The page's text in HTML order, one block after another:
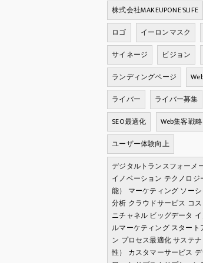
株式会社MAKEUPONE'SLIFE
ロゴ
イーロンマスク
サイネージ
ビジョン
ランディングページ
ライバー
ライバー募集
SEO最適化
Web集客戦略
ユーザー体験向上
デジタルトランスフォーメ
イノベーション テクノロジ
能） マーケティング ソー
分析 クラウドサービス コ
ニチャネル ビッグデータ
ルマーケティング スター
ン プロセス最適化 サステ
性） カスタマーサービス